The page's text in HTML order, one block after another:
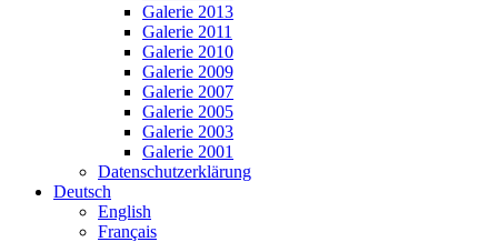
Galerie 2013
Galerie 2011
Galerie 2010
Galerie 2009
Galerie 2007
Galerie 2005
Galerie 2003
Galerie 2001
Datenschutzerklärung
Deutsch
English
Français